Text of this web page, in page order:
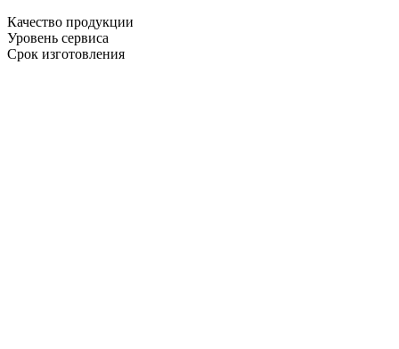
Качество продукции
Уровень сервиса
Срок изготовления